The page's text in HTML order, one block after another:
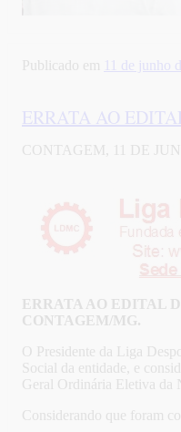
Publicado em 11 de junho
ERRATA AO
CONTAGEM, 11 DE
ERRATA AO EDITAL
CONTAGEM/MG.
O Presidente da Liga
Social da entidade, e
Geral Ordinária Eletiva da
Considerando que foram